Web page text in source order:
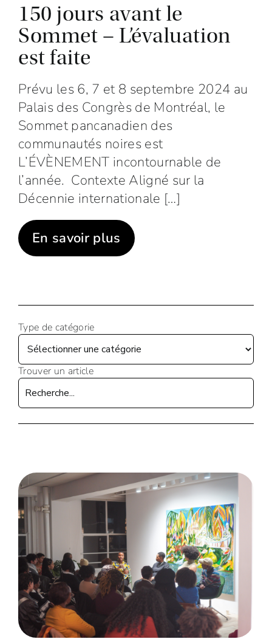
150 jours avant le
Sommet – L’évaluation
est faite
Prévu les 6, 7 et 8 septembre 2024 au
Palais des Congrès de Montréal, le
Sommet pancanadien des
communautés noires est
L’ÉVÈNEMENT incontournable de
l’année. Contexte Aligné sur la
Décennie internationale […]
En savoir plus
Type de catégorie
Trouver un article